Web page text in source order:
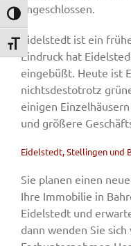
Umschalten auf hohe
Schrift vergrößern
angeschlossen.
Eidelstedt ist ein
Eindruck hat
eingebüßt. Heute ist
nichtsdestotrotz
einigen
und größere
Eidelstedt, Stellingen und
Sie planen einen
Ihre Immobilie in
Eidelstedt und
dann wenden Sie